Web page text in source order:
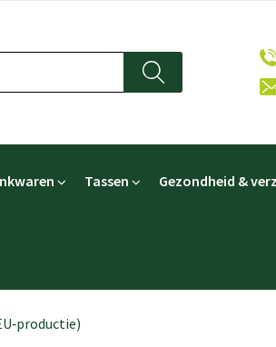
Tassen Gezondheid &